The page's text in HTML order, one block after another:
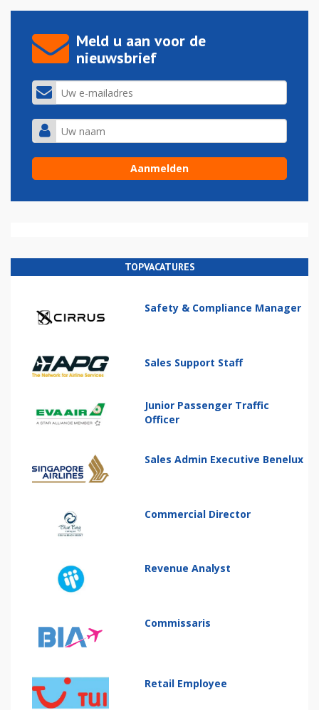
Meld u aan voor de
nieuwsbrief
TOPVACATURES
Safety & Compliance Manager
Sales Support Staff
Junior Passenger Traffic
Officer
Sales Admin Executive Benelux
Commercial Director
Revenue Analyst
Commissaris
Retail Employee